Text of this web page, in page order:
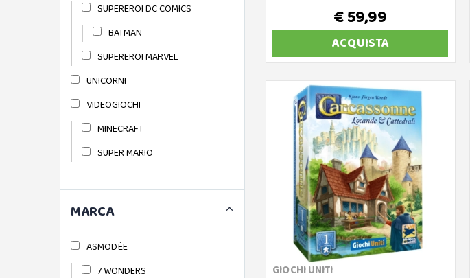
€ 59,99
ACQUISTA
GIOCHI UNITI
SUPEREROI DC COMICS
BATMAN
SUPEREROI MARVEL
UNICORNI
VIDEOGIOCHI
MINECRAFT
SUPER MARIO
MARCA
ASMODÈE
7 WONDERS